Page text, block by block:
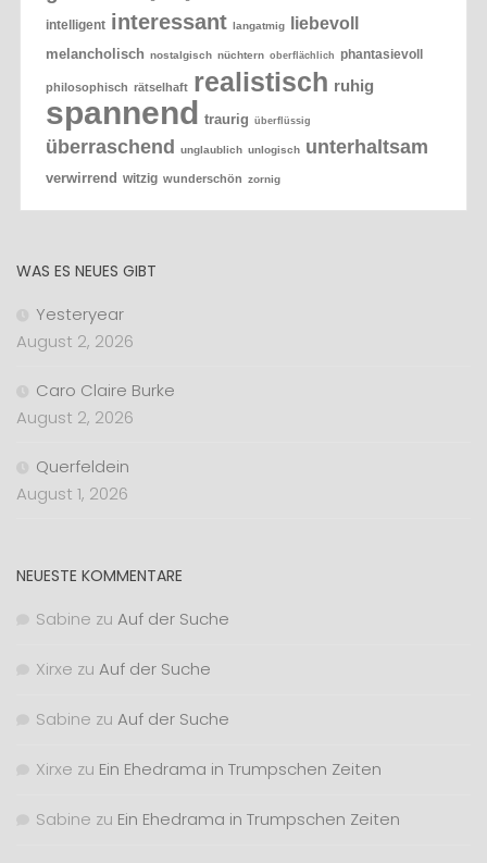
intelligent interessant langatmig liebevoll
melancholisch nostalgisch nüchtern oberflächlich phantasievoll
philosophisch rätselhaft realistisch ruhig
spannend traurig überflüssig
überraschend unglaublich unlogisch unterhaltsam
verwirrend witzig wunderschön zornig
WAS ES NEUES GIBT
Yesteryear
August 2, 2026
Caro Claire Burke
August 2, 2026
Querfeldein
August 1, 2026
NEUESTE KOMMENTARE
Sabine zu Auf der Suche
Xirxe zu Auf der Suche
Sabine zu Auf der Suche
Xirxe zu Ein Ehedrama in Trumpschen Zeiten
Sabine zu Ein Ehedrama in Trumpschen Zeiten